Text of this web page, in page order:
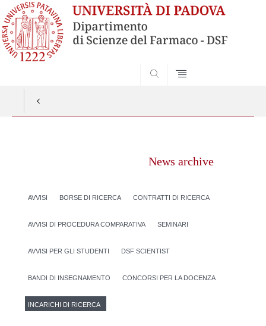
News archive
AVVISI BORSE DI RICERCA CONTRATTI DI RICERCA
AVVISI DI PROCEDURA COMPARATIVA SEMINARI
AVVISI PER GLI STUDENTI DSF SCIENTIST
BANDI DI INSEGNAMENTO CONCORSI PER LA DOCENZA
INCARICHI DI RICERCA